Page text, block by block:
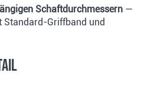
Schaftdurchmessern —
Griffband und